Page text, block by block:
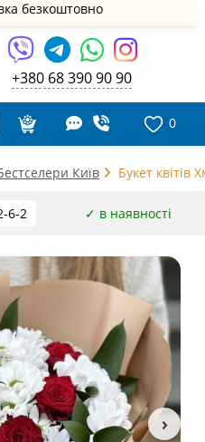
безкоштовно
+380 68 390 90 90
0
Київ Букет квітів
6-2 ✓ в наявності